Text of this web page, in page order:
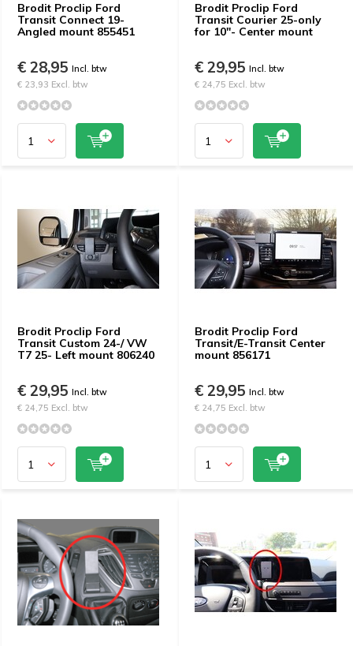
Brodit Proclip Ford
Transit Connect 19-
Angled mount 855451
€ 28,95 Incl. btw
€ 23,93 Excl. btw
Brodit Proclip Ford
Transit Courier 25-only
for 10"- Center mount
€ 29,95 Incl. btw
€ 24,75 Excl. btw
Brodit Proclip Ford
Transit Custom 24-/ VW
T7 25- Left mount 806240
€ 29,95 Incl. btw
€ 24,75 Excl. btw
Brodit Proclip Ford
Transit/E-Transit Center
mount 856171
€ 29,95 Incl. btw
€ 24,75 Excl. btw